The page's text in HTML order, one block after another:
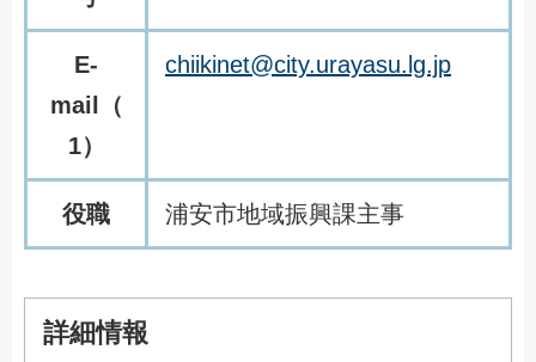
E-
mail（
1）
chiikinet@city.urayasu.lg.jp
役職 浦安市地域振興課主事
詳細情報